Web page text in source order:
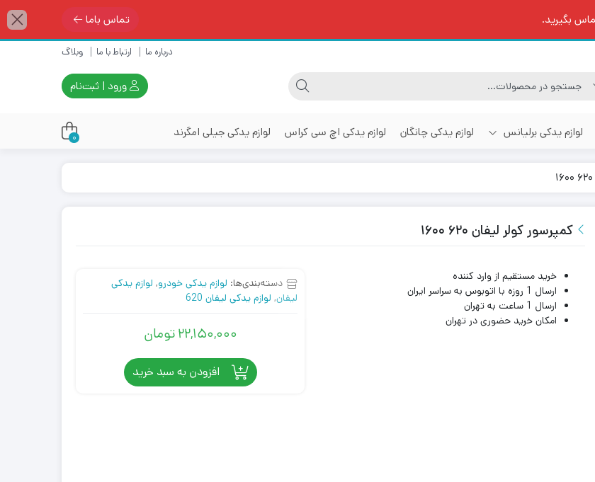
تماس باما
درباره ما ارتباط با ما وبلاگ
ورود | ثبت‌نام
لوازم یدکی برلیانس لوازم یدکی چانگان لوازم یدکی اچ سی کراس لوازم یدکی جیلی امگرند 0
کمپرسور کولر لیفان ۶۲۰ ۱۶۰۰
خرید مستقیم از وارد کننده
ارسال 1 روزه با اتوبوس به سراسر ایران
ارسال 1 ساعت به تهران
امکان خرید حضوری در تهران
دسته‌بندی‌ها: لوازم یدکی خودرو, لوازم یدکی
لیفان, لوازم یدکی لیفان 620
22,150,000تومان
افزودن به سبد خرید